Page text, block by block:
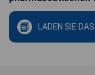
LADEN SIE